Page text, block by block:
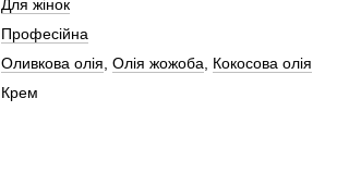
Для жінок
Професійна
Оливкова олія Олія жожоба
Кокосова олія
Крем